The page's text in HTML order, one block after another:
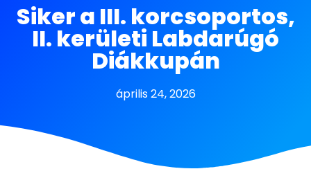
Siker a III. korcsoportos,
II. kerületi Labdarúgó
Diákkupán
április 24, 2026